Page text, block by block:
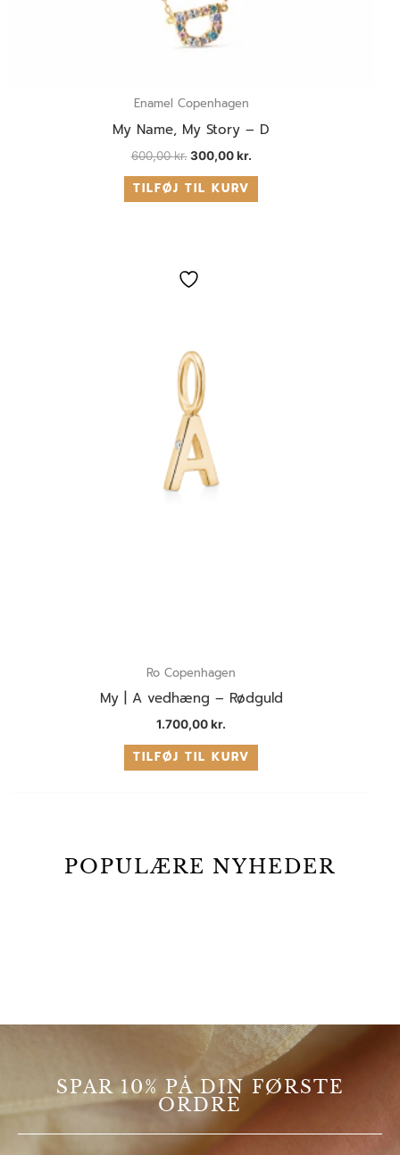
Enamel Copenhagen
My Name, My Story – D
600,00kr. 300,00kr.
TILFØJ TIL KURV
Ro Copenhagen
My | A vedhæng – Rødguld
1.700,00kr.
TILFØJ TIL KURV
POPULÆRE NYHEDER
SPAR 10% PÅ DIN FØRSTE
ORDRE